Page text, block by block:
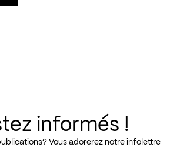
informés !
Vous adorerez notre infolettre